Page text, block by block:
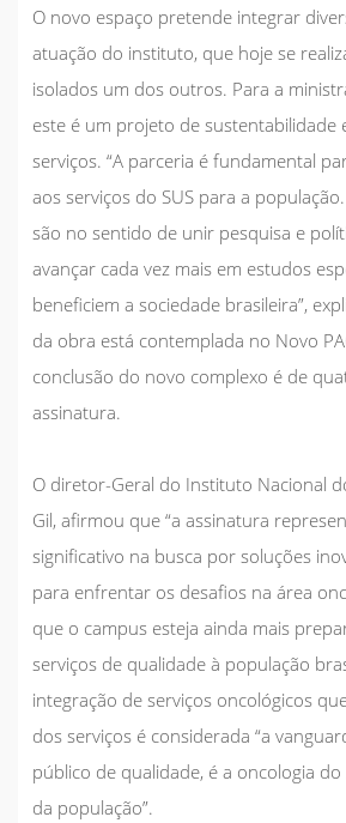
O novo espaço pretende integrar
atuação do instituto, que hoje se
isolados um dos outros. Para a
este é um projeto de sustentabilidade
serviços. “A parceria é fundamental
aos serviços do SUS para a
são no sentido de unir pesquisa e
avançar cada vez mais em estudos
beneficiem a sociedade brasileira”,
da obra está contemplada no Novo
conclusão do novo complexo é de
assinatura.
O diretor-Geral do Instituto Nacional
Gil, afirmou que “a assinatura
significativo na busca por soluções
para enfrentar os desafios na área
que o campus esteja ainda mais
serviços de qualidade à população
integração de serviços oncológicos
dos serviços é considerada “a
público de qualidade, é a oncologia do
da população”.